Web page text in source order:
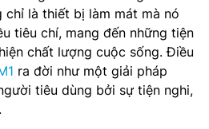
chỉ là thiết bị làm mát mà nó
tiêu chí, mang đến những tiện
chất lượng cuộc sống. Điều
ra đời như một giải pháp
tiêu dùng bởi sự tiện nghi,